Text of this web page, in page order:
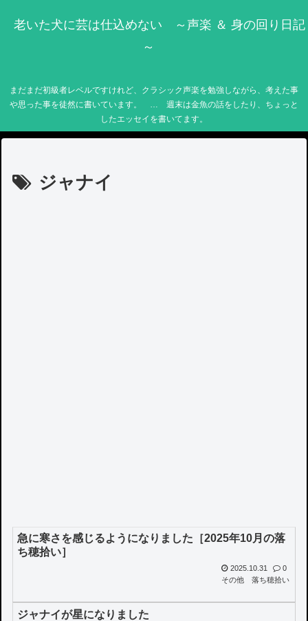
老いた犬に芸は仕込めない ～声楽 ＆ 身の回り日記
～
まだまだ初級者レベルですけれど、クラシック声楽を勉強しながら、考えた事
や思った事を徒然に書いています。 … 週末は金魚の話をしたり、ちょっと
したエッセイを書いてます。
ジャナイ
急に寒さを感じるようになりました［2025年10月の落
ち穂拾い］
2025.10.31
0
その他
落ち穂拾い
ジャナイが星になりました